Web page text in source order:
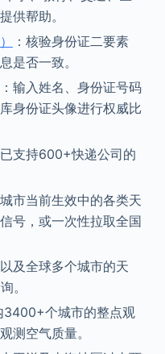
供帮助。
：核验身份证二要素
是否一致。
：输入姓名、身份证号码
身份证头像进行权威比
已支持600+快递公司的
市当前生效中的各类天
号，或一次性拉取全国
及全球多个城市的天
。
3400+个城市的整点观
测空气质量。